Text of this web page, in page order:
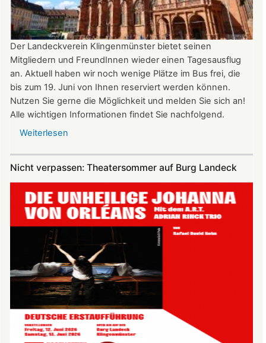
Uhr
Der Landeckverein Klingenmünster bietet seinen
Mitgliedern und FreundInnen wieder einen Tagesausflug
an. Aktuell haben wir noch wenige Plätze im Bus frei, die
bis zum 19. Juni von Ihnen reserviert werden können.
Nutzen Sie gerne die Möglichkeit und melden Sie sich an!
Alle wichtigen Informationen findet Sie nachfolgend.
Weiterlesen
4.
2026
nach
Freiburg
Nicht verpassen: Theatersommer auf Burg Landeck